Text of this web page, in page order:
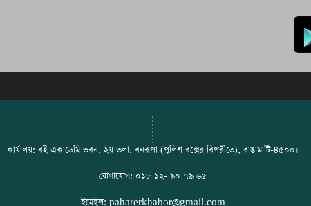
কার্যালয়: বই একাডেমি ভবন, ২য় তলা, বনরূপা (পুলিশ বক্সের বিপরীতে), রাঙামাটি-৪৫০০।
যোগাযোগ: ০১৮ ১২- ৯০ ৭৯ ৬৫
ইমেইল: paharerkhabor@gmail.com